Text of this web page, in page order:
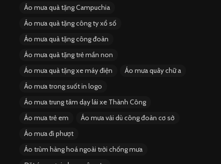
Áo mưa quà tặng Campuchia
Áo mưa quà tặng công ty xổ số
Áo mưa quà tặng công đoàn
Áo mưa quà tặng trẻ mần non
Áo mưa quà tặng xe máy điện
Áo mưa quây chữ a
Áo mưa trong suốt in logo
Áo mưa trung tâm dạy lái xe Thành Công
Áo mưa trẻ em
Áo mưa vải dù công đoàn cơ sở
Áo mưa đi phượt
Áo trùm hàng hoá ngoài trời chống mưa